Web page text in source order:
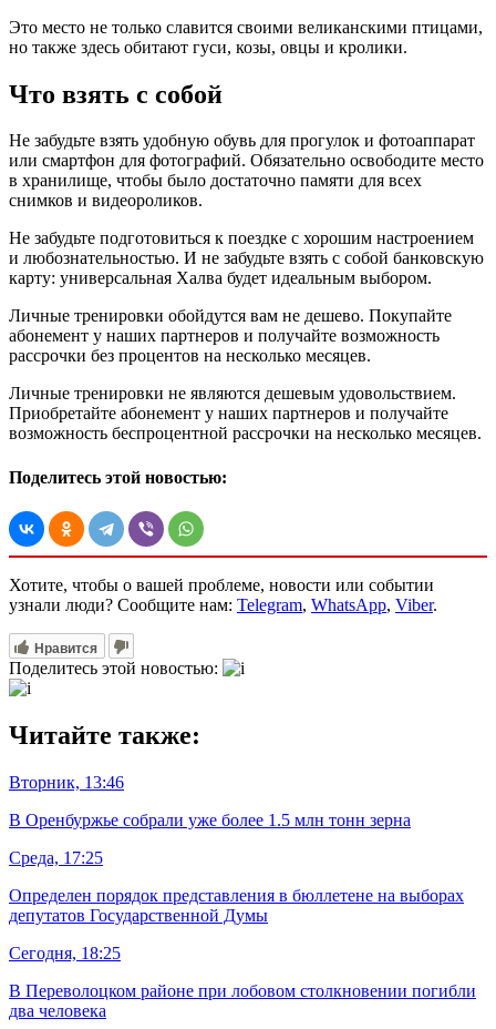
Это место не только славится своими великанскими птицами,
но также здесь обитают гуси, козы, овцы и кролики.
Что взять с собой
Не забудьте взять удобную обувь для прогулок и фотоаппарат
или смартфон для фотографий. Обязательно освободите место
в хранилище, чтобы было достаточно памяти для всех
снимков и видеороликов.
Не забудьте подготовиться к поездке с хорошим настроением
и любознательностью. И не забудьте взять с собой банковскую
карту: универсальная Халва будет идеальным выбором.
Личные тренировки обойдутся вам не дешево. Покупайте
абонемент у наших партнеров и получайте возможность
рассрочки без процентов на несколько месяцев.
Личные тренировки не являются дешевым удовольствием.
Приобретайте абонемент у наших партнеров и получайте
возможность беспроцентной рассрочки на несколько месяцев.
Поделитесь этой новостью:
Хотите, чтобы о вашей проблеме, новости или событии
узнали люди? Сообщите нам: Telegram, WhatsApp, Viber.
Нравится
Поделитесь этой новостью:
Читайте также:
Вторник, 13:46
В Оренбуржье собрали уже более 1.5 млн тонн зерна
Среда, 17:25
Определен порядок представления в бюллетене на выборах
депутатов Государственной Думы
Сегодня, 18:25
В Переволоцком районе при лобовом столкновении погибли
два человека